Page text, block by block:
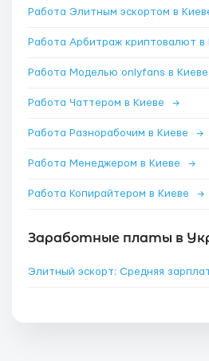
Работа Элитным эскортом в
Работа Арбитраж криптовалют в
Работа Моделью onlyfans в Киеве
Работа Чаттером в Киеве →
Работа Разнорабочим в Киеве →
Работа Менеджером в Киеве →
Работа Копирайтером в Киеве →
Заработные платы в
Элитный эскорт: Средняя